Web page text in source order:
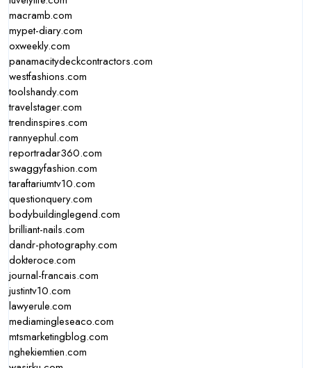
macramb.com
mypet-diary.com
oxweekly.com
panamacitydeckcontractors.com
westfashions.com
toolshandy.com
travelstager.com
trendinspires.com
rannyephul.com
reportradar360.com
swaggyfashion.com
taraftariumtv10.com
questionquery.com
bodybuildinglegend.com
brilliant-nails.com
dandr-photography.com
dokteroce.com
journal-francais.com
justintv10.com
lawyerule.com
mediamingleseaco.com
mtsmarketingblog.com
nghekiemtien.com